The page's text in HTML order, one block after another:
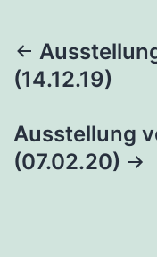
(14.12.19)
Ausstellung
(07.02.20)